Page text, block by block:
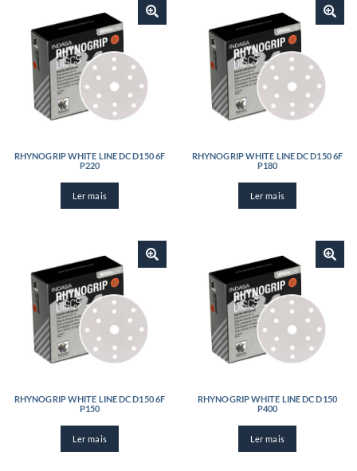
RHYNOGRIP WHITE LINE DC D150 6F
P220
Ler mais
RHYNOGRIP WHITE LINE DC D150 6F
P180
Ler mais
RHYNOGRIP WHITE LINE DC D150 6F
P150
Ler mais
RHYNOGRIP WHITE LINE DC D150
P400
Ler mais